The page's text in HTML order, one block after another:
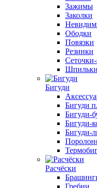
Зажимы
Заколки
Ободки
Повязки
Резинки
Шпильки
Бигуди
Бигуди
Бигуди-
Бигуди-
Бигуди-
Расчёски
Гребни